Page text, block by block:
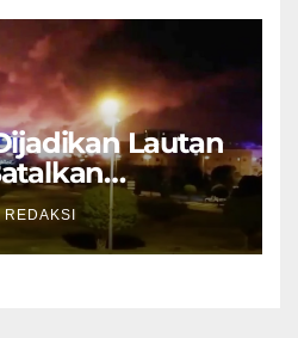
Lautan
REDAKSI